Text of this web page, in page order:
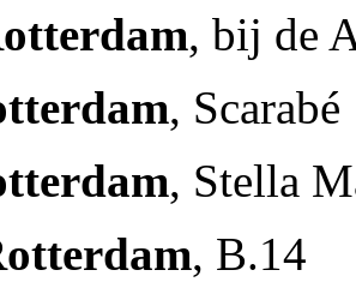
, bij de
, Scarabé
, Stella
, B.14